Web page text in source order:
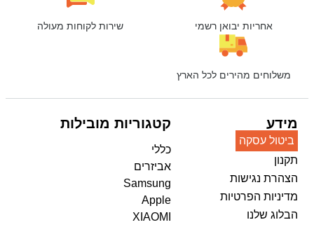
אחריות יבואן רשמי שירות לקוחות מעולה
משלוחים מהירים לכל הארץ
מידע
ביטול עסקה
תקנון
הצהרת נגישות
מדיניות הפרטיות
הבלוג שלנו
קטגוריות מובילות
כללי
אביזרים
Samsung
Apple
XIAOMI